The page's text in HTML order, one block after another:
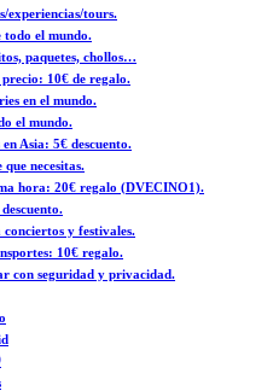
experiencias/tours.
todo el mundo.
paquetes, chollos…
10€ de regalo.
en el mundo.
el mundo.
Asia: 5€ descuento.
necesitas.
hora: 20€ regalo (DVECINO1).
y festivales.
10€ regalo.
con seguridad y privacidad.